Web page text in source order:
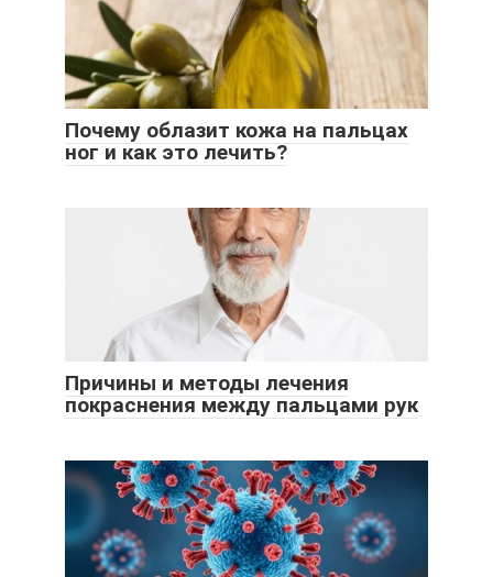
Почему облазит кожа на пальцах
ног и как это лечить?
Причины и методы лечения
покраснения между пальцами рук